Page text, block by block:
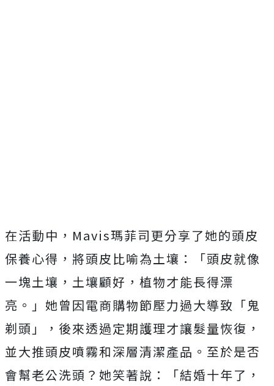
在活動中，Mavis瑪菲司更分享了她的頭皮
保養心得，將頭皮比喻為土壤：「頭皮就像
一塊土壤，土壤顧好，植物才能長得漂
亮。」她曾因電商購物節壓力過大導致「鬼
剃頭」，後來透過定期護理才讓髮量恢復，
並大推頭皮噴霧和深層清潔產品。至於是否
會幫老公洗頭？她笑著說：「結婚十年了，